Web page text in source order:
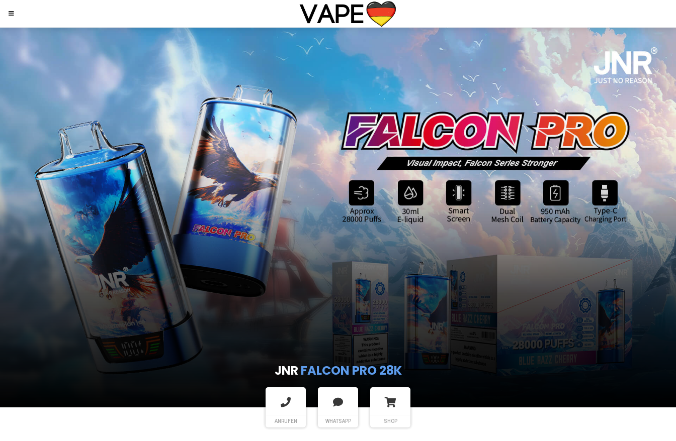
JNR FALCON PRO 28K
ANRUFEN WHATSAPP SHOP